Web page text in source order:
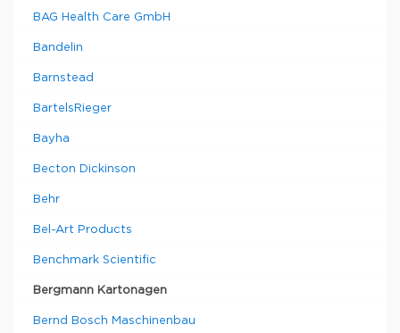
BAG Health Care GmbH
Bandelin
Barnstead
BartelsRieger
Bayha
Becton Dickinson
Behr
Bel-Art Products
Benchmark Scientific
Bergmann Kartonagen
Bernd Bosch Maschinenbau